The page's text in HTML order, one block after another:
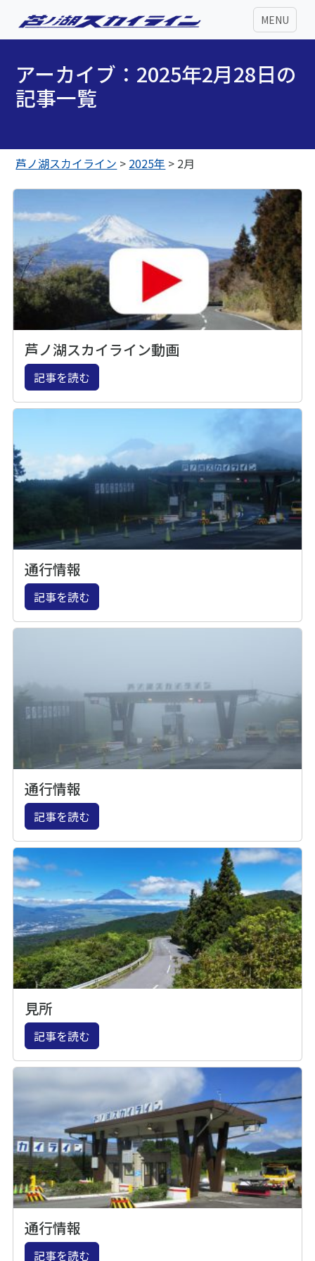
MENU
アーカイブ：2025年2月28日の
記事一覧
芦ノ湖スカイライン > 2025年 > 2月
芦ノ湖スカイライン動画
記事を読む
通行情報
記事を読む
通行情報
記事を読む
見所
記事を読む
通行情報
記事を読む